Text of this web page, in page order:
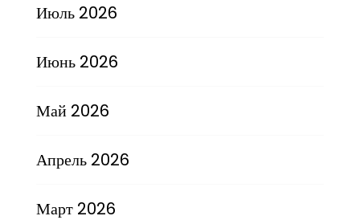
Июль 2026
Июнь 2026
Май 2026
Апрель 2026
Март 2026